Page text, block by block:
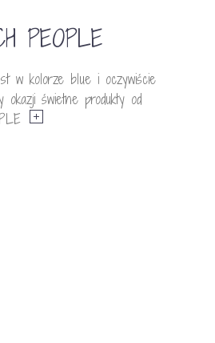
PEOPLE
w kolorze blue i oczywiście
świetne produkty od